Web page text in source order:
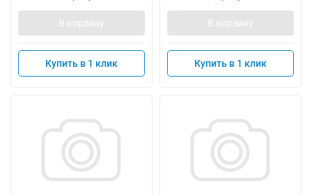
В корзину
Купить в 1 клик
В корзину
Купить в 1 клик